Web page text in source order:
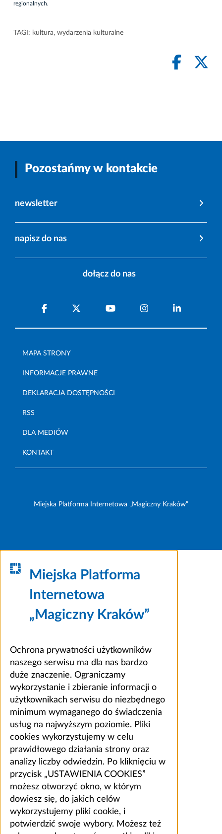
regionalnych.
TAGI: kultura, wydarzenia kulturalne
Pozostańmy w kontakcie
newsletter
napisz do nas
dołącz do nas
MAPA STRONY
INFORMACJE PRAWNE
DEKLARACJA DOSTĘPNOŚCI
RSS
DLA MEDIÓW
KONTAKT
Miejska Platforma Internetowa „Magiczny Kraków”
Miejska Platforma
Internetowa
„Magiczny Kraków”
Ochrona prywatności użytkowników
naszego serwisu ma dla nas bardzo
duże znaczenie. Ograniczamy
wykorzystanie i zbieranie informacji o
użytkownikach serwisu do niezbędnego
minimum wymaganego do świadczenia
usług na najwyższym poziomie. Pliki
cookies wykorzystujemy w celu
prawidłowego działania strony oraz
analizy liczby odwiedzin. Po kliknięciu w
przycisk „USTAWIENIA COOKIES”
możesz otworzyć okno, w którym
dowiesz się, do jakich celów
wykorzystujemy pliki cookie, i
potwierdzić swoje wybory. Możesz też